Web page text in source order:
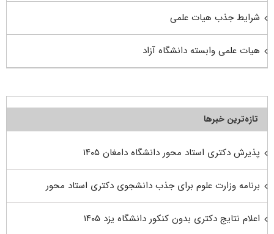
شرایط جذب هیات علمی
هیات علمی وابسته دانشگاه آزاد
تازه‌ترین خبرها
پذیرش دکتری استاد محور دانشگاه دامغان ۱۴۰۵
برنامه وزارت علوم برای جذب دانشجوی دکتری استاد محور
اعلام نتایج دکتری بدون کنکور دانشگاه یزد ۱۴۰۵